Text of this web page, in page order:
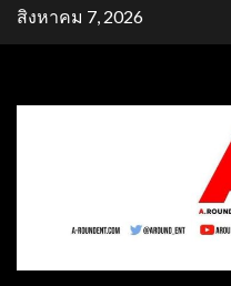
Skipสิงหาคม 7, 2026